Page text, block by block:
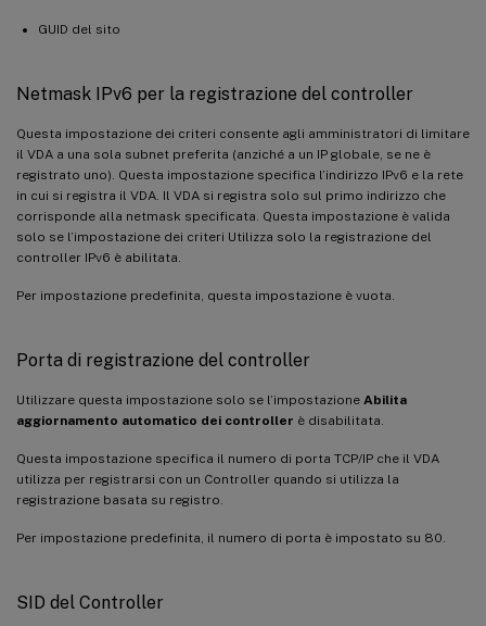
GUID del sito
Netmask IPv6 per la registrazione del controller
Questa impostazione dei criteri consente agli amministratori di limitare
il VDA a una sola subnet preferita (anziché a un IP globale, se ne è
registrato uno). Questa impostazione specifica l’indirizzo IPv6 e la rete
in cui si registra il VDA. Il VDA si registra solo sul primo indirizzo che
corrisponde alla netmask specificata. Questa impostazione è valida
solo se l’impostazione dei criteri Utilizza solo la registrazione del
controller IPv6 è abilitata.
Per impostazione predefinita, questa impostazione è vuota.
Porta di registrazione del controller
Utilizzare questa impostazione solo se l’impostazione Abilita
aggiornamento automatico dei controller è disabilitata.
Questa impostazione specifica il numero di porta TCP/IP che il VDA
utilizza per registrarsi con un Controller quando si utilizza la
registrazione basata su registro.
Per impostazione predefinita, il numero di porta è impostato su 80.
SID del Controller